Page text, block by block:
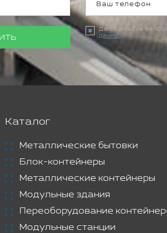
Даю согласие на
данных
Каталог
Металлические бытовки
Блок-контейнеры
Металлические контейнеры
Модульные здания
Переоборудование
Модульные станции